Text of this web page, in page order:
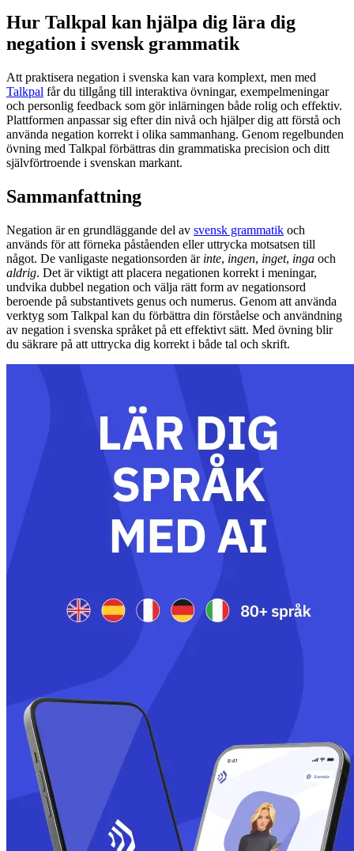
Hur Talkpal kan hjälpa dig lära dig
negation i svensk grammatik
Att praktisera negation i svenska kan vara komplext, men med
Talkpal får du tillgång till interaktiva övningar, exempelmeningar
och personlig feedback som gör inlärningen både rolig och effektiv.
Plattformen anpassar sig efter din nivå och hjälper dig att förstå och
använda negation korrekt i olika sammanhang. Genom regelbunden
övning med Talkpal förbättras din grammatiska precision och ditt
självförtroende i svenskan markant.
Sammanfattning
Negation är en grundläggande del av svensk grammatik och
används för att förneka påståenden eller uttrycka motsatsen till
något. De vanligaste negationsorden är inte, ingen, inget, inga och
aldrig. Det är viktigt att placera negationen korrekt i meningar,
undvika dubbel negation och välja rätt form av negationsord
beroende på substantivets genus och numerus. Genom att använda
verktyg som Talkpal kan du förbättra din förståelse och användning
av negation i svenska språket på ett effektivt sätt. Med övning blir
du säkrare på att uttrycka dig korrekt i både tal och skrift.